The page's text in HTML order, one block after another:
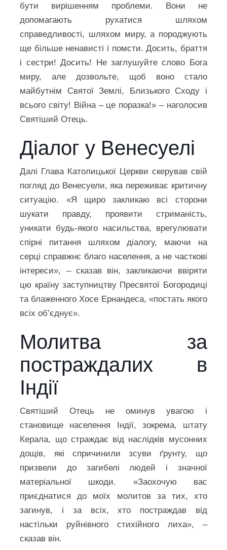
бути вирішенням проблеми. Вони не
допомагають рухатися шляхом
справедливості, шляхом миру, а породжують
ще більше ненависті і помсти. Досить, браття
і сестри! Досить! Не заглушуйте слово Бога
миру, але дозвольте, щоб воно стало
майбутнім Святої Землі, Близького Сходу і
всього світу! Війна – це поразка!» – наголосив
Святіший Отець.
Діалог у Венесуелі
Далі Глава Католицької Церкви скерував свій
погляд до Венесуели, яка переживає критичну
ситуацію. «Я щиро закликаю всі сторони
шукати правду, проявити стриманість,
уникати будь-якого насильства, врегулювати
спірні питання шляхом діалогу, маючи на
серці справжнє благо населення, а не часткові
інтереси», – сказав він, закликаючи ввіряти
цю країну заступництву Пресвятої Богородиці
та блаженного Хосе Ернандеса, «постать якого
всіх об’єднує».
Молитва за
постраждалих в
Індії
Святіший Отець не оминув увагою і
становище населення Індії, зокрема, штату
Керала, що страждає від наслідків мусонних
дощів, які спричинили зсуви ґрунту, що
призвели до загибелі людей і значної
матеріальної шкоди. «Заохочую вас
приєднатися до моїх молитов за тих, хто
загинув, і за всіх, хто постраждав від
настільки руйнівного стихійного лиха», –
сказав він.